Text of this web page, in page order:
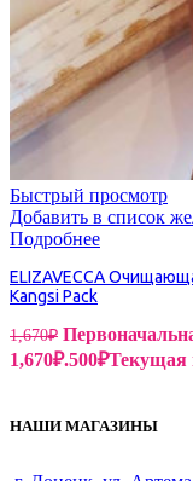
Быстрый просмотр
Добавить в список
Подробнее
ELIZAVECCA
Kangsi Pack
1,670₽
1,670₽.500₽Текущая
НАШИ МАГАЗИНЫ